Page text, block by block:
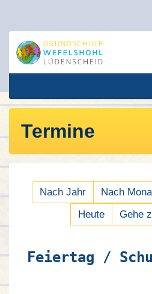
Termine
Nach Jahr Nach
Heute
Gehe
Feiertag /